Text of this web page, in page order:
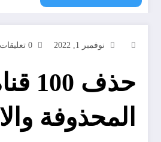
نوفمبر 1, 2022 0 تعليقات
المحذوفة